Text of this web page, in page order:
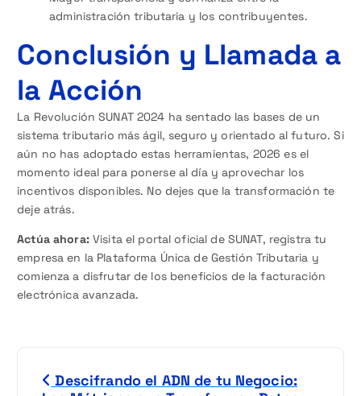
administración tributaria y los contribuyentes.
Conclusión y Llamada a
la Acción
La Revolución SUNAT 2024 ha sentado las bases de un
sistema tributario más ágil, seguro y orientado al futuro. Si
aún no has adoptado estas herramientas, 2026 es el
momento ideal para ponerse al día y aprovechar los
incentivos disponibles. No dejes que la transformación te
deje atrás.
Actúa ahora:Visita el portal oficial de SUNAT, registra tu
empresa en la Plataforma Única de Gestión Tributaria y
comienza a disfrutar de los beneficios de la facturación
electrónica avanzada.
Descifrando el ADN de tu Negocio: